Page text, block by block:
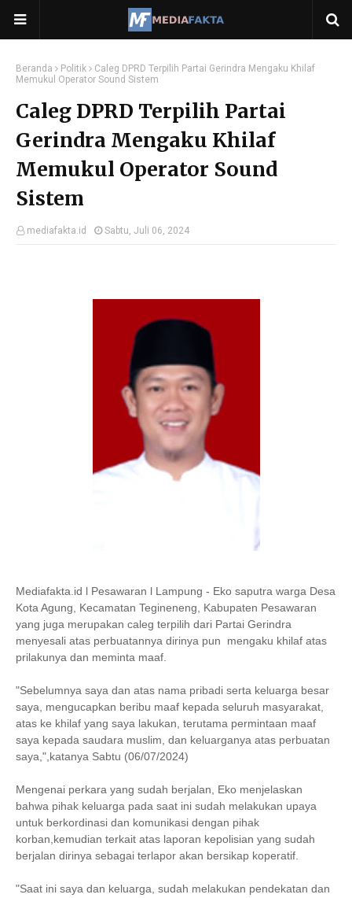
Beranda Politik
Caleg DPRD Terpilih Partai Gerindra Mengaku Khilaf
Memukul Operator Sound Sistem
Caleg DPRD Terpilih Partai
Gerindra Mengaku Khilaf
Memukul Operator Sound
Sistem
mediafakta.id Sabtu, Juli 06, 2024
Mediafakta.id l Pesawaran l Lampung - Eko saputra warga Desa
Kota Agung, Kecamatan Tegineneng, Kabupaten Pesawaran
yang juga merupakan caleg terpilih dari Partai Gerindra
menyesali atas perbuatannya dirinya pun mengaku khilaf atas
prilakunya dan meminta maaf.
"Sebelumnya saya dan atas nama pribadi serta keluarga besar
saya, mengucapkan beribu maaf kepada seluruh masyarakat,
atas ke khilaf yang saya lakukan, terutama permintaan maaf
saya kepada saudara muslim, dan keluarganya atas perbuatan
saya,",katanya Sabtu (06/07/2024)
Mengenai perkara yang sudah berjalan, Eko menjelaskan
bahwa pihak keluarga pada saat ini sudah melakukan upaya
untuk berkordinasi dan komunikasi dengan pihak
korban,kemudian terkait atas laporan kepolisian yang sudah
berjalan dirinya sebagai terlapor akan bersikap koperatif.
"Saat ini saya dan keluarga, sudah melakukan pendekatan dan